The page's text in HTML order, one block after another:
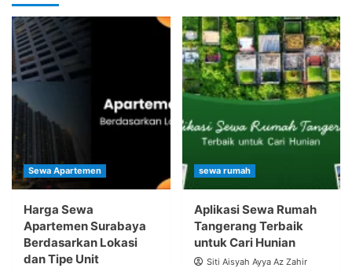
Sewa Apartemen
Harga Sewa
Apartemen Surabaya
Berdasarkan Lokasi
dan Tipe Unit
sewa rumah
Aplikasi Sewa Rumah
Tangerang Terbaik
untuk Cari Hunian
Siti Aisyah Ayya Az Zahir